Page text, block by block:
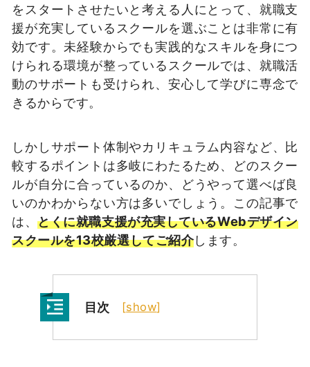
をスタートさせたいと考える人にとって、就職支
援が充実しているスクールを選ぶことは非常に有
効です。未経験からでも実践的なスキルを身につ
けられる環境が整っているスクールでは、就職活
動のサポートも受けられ、安心して学びに専念で
きるからです。
しかしサポート体制やカリキュラム内容など、比
較するポイントは多岐にわたるため、どのスクー
ルが自分に合っているのか、どうやって選べば良
いのかわからない方は多いでしょう。この記事で
は、とくに就職支援が充実しているWebデザイン
スクールを13校厳選してご紹介します。
目次 [show]